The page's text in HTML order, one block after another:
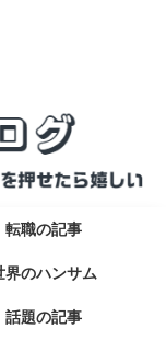
転職の記事
界のハンサム
話題の記事